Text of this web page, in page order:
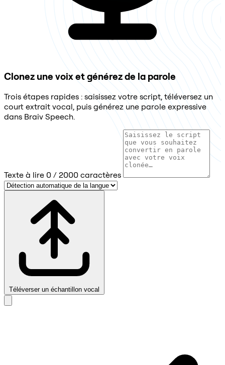
Clonez une voix et générez de la parole
Trois étapes rapides : saisissez votre script, téléversez un
court extrait vocal, puis générez une parole expressive
dans Braiv Speech.
Texte à lire 0 / 2000 caractères
Téléverser un échantillon vocal